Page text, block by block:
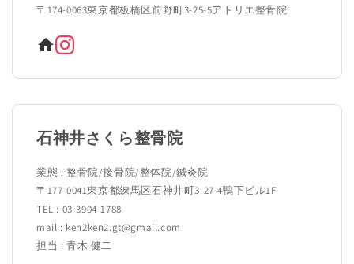
〒174-0063東京都板橋区前野町3-25-5アトリエ整骨院
石神井さくら整骨院
業態 : 整骨院/接骨院/整体院/鍼灸院
〒177-0041東京都練馬区石神井町3-27-4鴨下ビル1F
TEL : 03-3904-1788
mail : ken2ken2.gt@gmail.com
担当 : 青木 健二